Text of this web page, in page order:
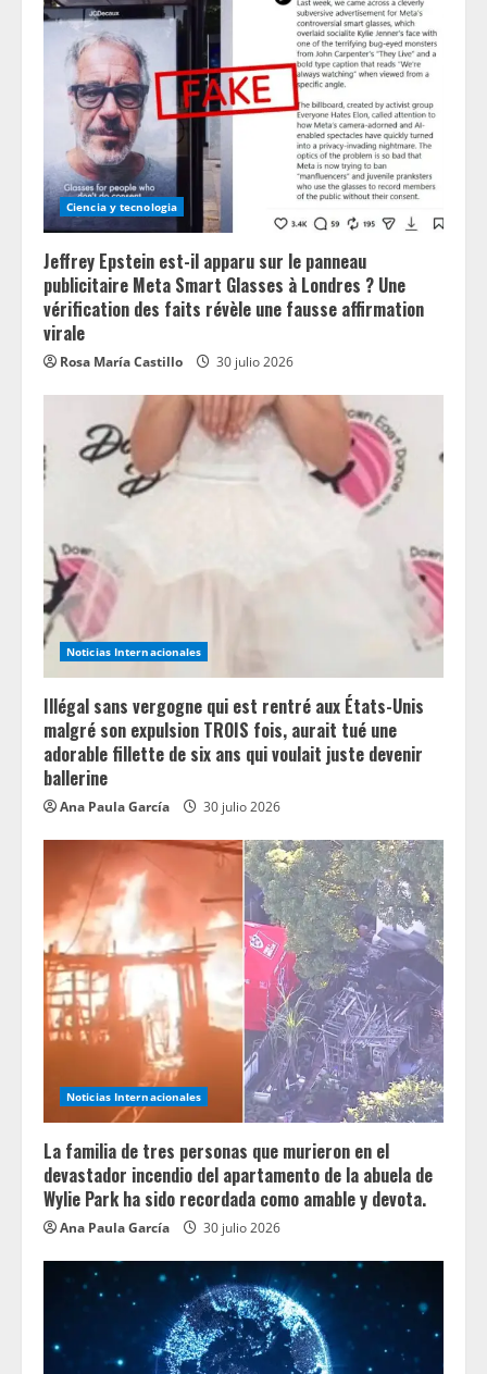
Ciencia y tecnologia
Jeffrey Epstein est-il apparu sur le panneau
publicitaire Meta Smart Glasses à Londres ? Une
vérification des faits révèle une fausse affirmation
virale
Rosa María Castillo 30 julio 2026
Noticias Internacionales
Illégal sans vergogne qui est rentré aux États-Unis
malgré son expulsion TROIS fois, aurait tué une
adorable fillette de six ans qui voulait juste devenir
ballerine
Ana Paula García 30 julio 2026
Noticias Internacionales
La familia de tres personas que murieron en el
devastador incendio del apartamento de la abuela de
Wylie Park ha sido recordada como amable y devota.
Ana Paula García 30 julio 2026